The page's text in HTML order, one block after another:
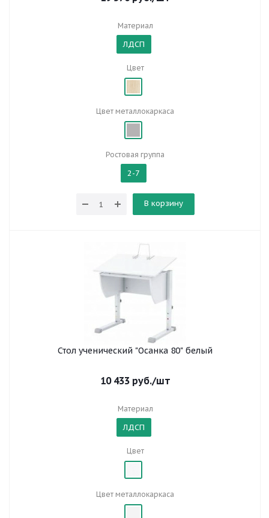
Материал
ЛДСП
Цвет
Цвет металлокаркаса
Ростовая группа
2-7
В корзину
Стол ученический "Осанка 80" белый
10 433руб./шт
Материал
ЛДСП
Цвет
Цвет металлокаркаса